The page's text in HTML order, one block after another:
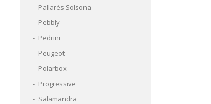
Pallarès Solsona
Pebbly
Pedrini
Peugeot
Polarbox
Progressive
Salamandra